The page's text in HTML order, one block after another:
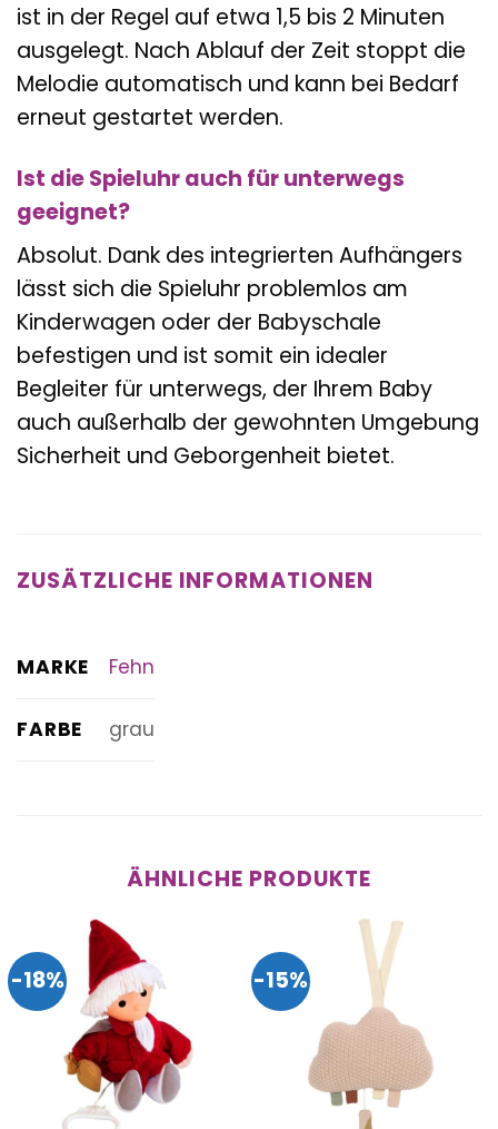
ist in der Regel auf etwa 1,5 bis 2 Minuten
ausgelegt. Nach Ablauf der Zeit stoppt die
Melodie automatisch und kann bei Bedarf
erneut gestartet werden.
Ist die Spieluhr auch für unterwegs
geeignet?
Absolut. Dank des integrierten Aufhängers
lässt sich die Spieluhr problemlos am
Kinderwagen oder der Babyschale
befestigen und ist somit ein idealer
Begleiter für unterwegs, der Ihrem Baby
auch außerhalb der gewohnten Umgebung
Sicherheit und Geborgenheit bietet.
ZUSÄTZLICHE INFORMATIONEN
MARKE Fehn
FARBE grau
ÄHNLICHE PRODUKTE
-18% -15%